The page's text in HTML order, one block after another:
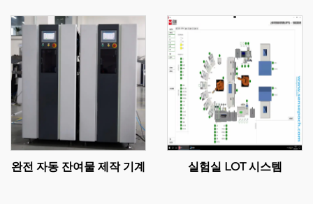
완전 자동 잔여물 제작 기계 실험실 LOT 시스템